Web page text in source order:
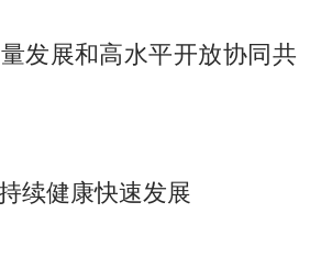
发展和高水平开放协同共
健康快速发展